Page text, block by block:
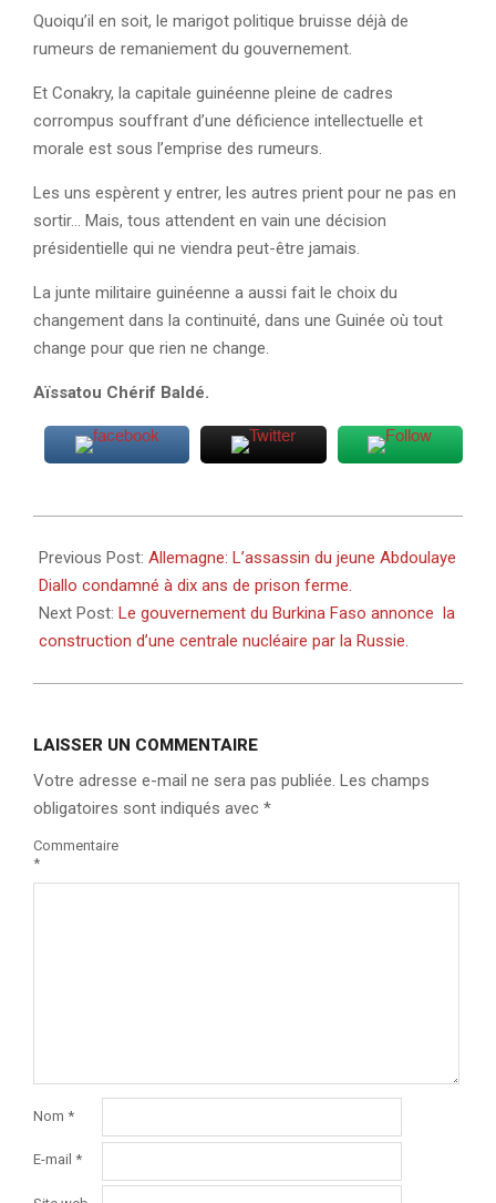
Quoiqu’il en soit, le marigot politique bruisse déjà de
rumeurs de remaniement du gouvernement.
Et Conakry, la capitale guinéenne pleine de cadres
corrompus souffrant d’une déficience intellectuelle et
morale est sous l’emprise des rumeurs.
Les uns espèrent y entrer, les autres prient pour ne pas en
sortir… Mais, tous attendent en vain une décision
présidentielle qui ne viendra peut-être jamais.
La junte militaire guinéenne a aussi fait le choix du
changement dans la continuité, dans une Guinée où tout
change pour que rien ne change.
Aïssatou Chérif Baldé.
10-
14
Previous Post: Allemagne: L’assassin du jeune Abdoulaye
Diallo condamné à dix ans de prison ferme.
Next Post: Le gouvernement du Burkina Faso annonce la
construction d’une centrale nucléaire par la Russie.
LAISSER UN COMMENTAIRE
Votre adresse e-mail ne sera pas publiée. Les champs
obligatoires sont indiqués avec *
Commentaire
*
Nom *
E-mail *